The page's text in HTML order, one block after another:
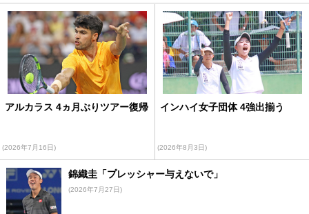
アルカラス 4ヵ月ぶりツアー復帰
(2026年7月16日)
インハイ女子団体 4強出揃う
(2026年8月3日)
錦織圭「プレッシャー与えないで」
(2026年7月27日)